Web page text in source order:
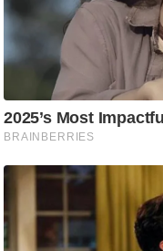
फ
इ
टे
क्नॉ
लॉ
जी
ब्यू
टी